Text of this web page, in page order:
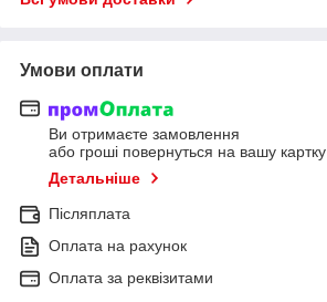
Умови оплати
Ви отримаєте замовлення
або гроші повернуться на вашу картку
Детальніше
Післяплата
Оплата на рахунок
Оплата за реквізитами